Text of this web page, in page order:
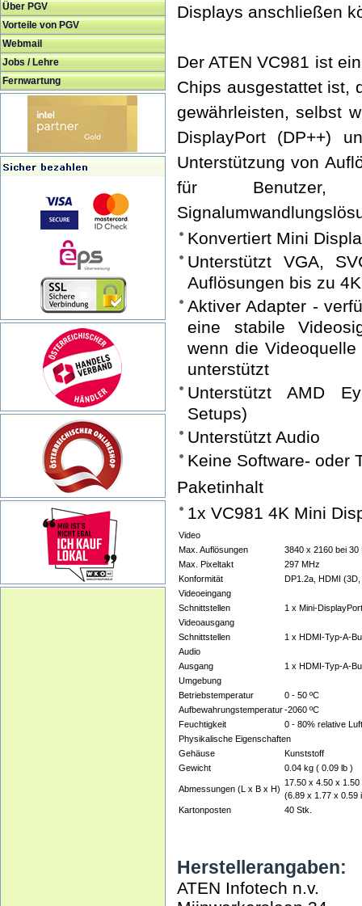
Über PGV
Vorteile von PGV
Webmail
Jobs / Lehre
Fernwartung
Displays anschließen
Der ATEN VC981 ist
Chips ausgestattet ist,
gewährleisten, selbst
DisplayPort (DP++)
Unterstützung von
für Benutzer,
Konvertiert Mini
Unterstützt VGA,
Auflösungen bis zu
Aktiver Adapter -
eine stabile
wenn die
unterstützt
Unterstützt AMD
Setups)
Unterstützt Audio
Keine Software- oder
Paketinhalt
1x VC981 4K Mini
Video
Max. Auflösungen
3840 x 2160 bei
Max. Pixeltakt
297 MHz
Konformität
DP1.2a, HDMI
Videoeingang
Schnittstellen
1 x Mini-
Videoausgang
Schnittstellen
1 x HDMI-Typ-A-
Audio
Ausgang
1 x HDMI-Typ-A-
Umgebung
Betriebstemperatur
0 - 50 ºC
Aufbewahrungstemperatur-2060 ºC
Feuchtigkeit
0 - 80% relative
Physikalische Eigenschaften
Gehäuse
Kunststoff
Gewicht
0.04 kg ( 0.09 lb )
Abmessungen (L x B x H)
17.50 x 4.50 x 1.50
(6.89 x 1.77 x 0.59
Kartonposten
40 Stk.
Herstellerangaben:
ATEN Infotech n.v.